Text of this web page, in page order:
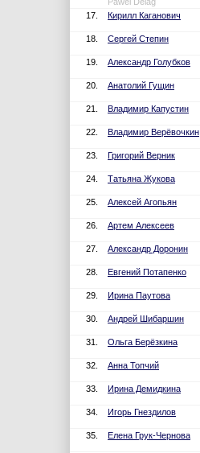
17.
Кирилл Каганович
18. Сергей Степин
19. Александр Голубков
20. Анатолий Гущин
21. Владимир Капустин
22. Владимир Верёвочкин
23. Григорий Верник
24. Татьяна Жукова
25. Алексей Агопьян
26. Артем Алексеев
27. Александр Доронин
28. Евгений Потапенко
29. Ирина Паутова
30. Андрей Шибаршин
31. Ольга Берёзкина
32. Анна Топчий
33. Ирина Демидкина
34. Игорь Гнездилов
35. Елена Грук-Чернова